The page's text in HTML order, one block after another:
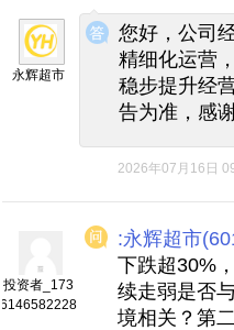
◆
◆
永辉超市
您好，公司
精细化运营
稳步提升经
告为准，感
2026年07月16日
投资者_173
6146582228
:永辉超市
下跌超30%
续走弱是否
境相关？第